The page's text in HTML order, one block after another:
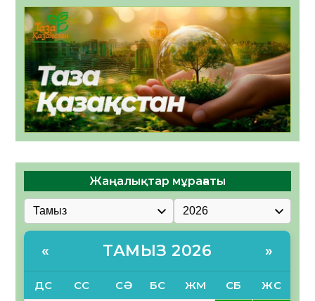
Жаңалықтар мұрағаты
« ТАМЫЗ 2026 »
ДС СС СӘ БС ЖМ СБ ЖС